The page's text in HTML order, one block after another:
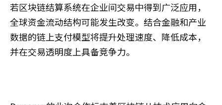
若区块链结算系统在企业间交易中得到广泛应用，
全球资金流动结构可能发生改变。结合金融和产业
数据的链上支付模型将提升处理速度、降低成本，
并在交易透明度上具备竞争力。